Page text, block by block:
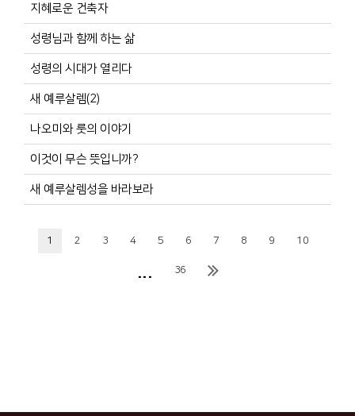
지혜로운 건축자
성령님과 함께 하는 삶
성령의 시대가 열리다
새 예루살렘(2)
나오미와 룻의 이야기
이것이 무슨 뜻입니까?
새 예루살렘성을 바라보라
1 2 3 4 5 6 7 8 9 10
... 36